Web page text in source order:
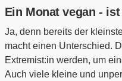
Ein Monat vegan -
Ja, denn bereits der
macht einen Unterschied.
Extremist:in werden, um
Auch viele kleine und